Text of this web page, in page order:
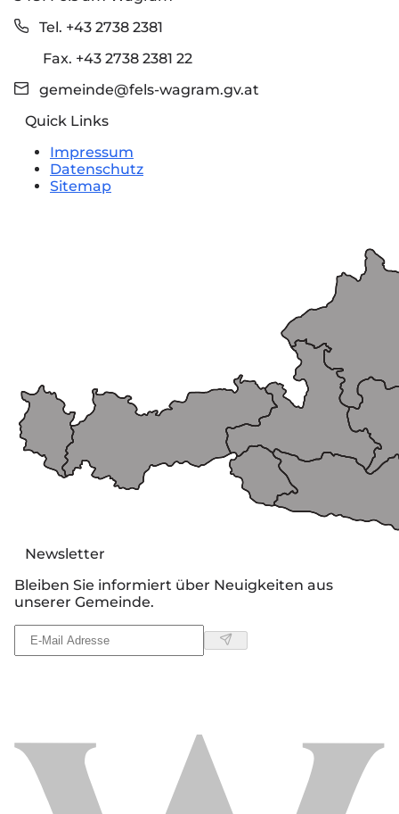
Tel. +43 2738 2381
Fax. +43 2738 2381 22
gemeinde@fels-wagram.gv.at
Quick Links
Impressum
Datenschutz
Sitemap
Newsletter
Bleiben Sie informiert über Neuigkeiten aus
unserer Gemeinde.